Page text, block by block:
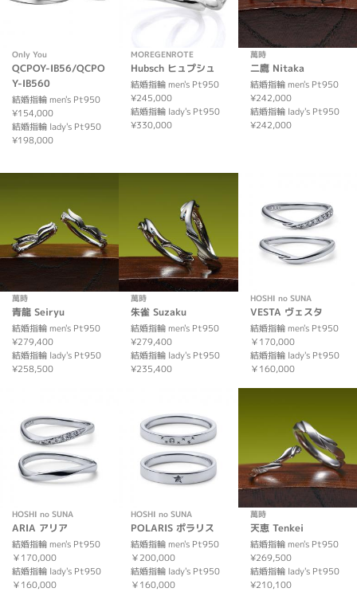
Only You
QCPOY-IB56/QCPO
Y-IB560
結婚指輪 men's Pt950
¥154,000
結婚指輪 lady's Pt950
¥198,000
MOREGENROTE
Hubsch ヒュプシュ
結婚指輪 men's Pt950
¥245,000
結婚指輪 lady's Pt950
¥330,000
萬時
二鷹 Nitaka
結婚指輪 men's Pt950
¥242,000
結婚指輪 lady's Pt950
¥242,000
萬時
青龍 Seiryu
結婚指輪 men's Pt950
¥279,400
結婚指輪 lady's Pt950
¥258,500
萬時
朱雀 Suzaku
結婚指輪 men's Pt950
¥279,400
結婚指輪 lady's Pt950
¥235,400
HOSHI no SUNA
VESTA ヴェスタ
結婚指輪 men's Pt950
￥170,000
結婚指輪 lady's Pt950
￥160,000
HOSHI no SUNA
ARIA アリア
結婚指輪 men's Pt950
￥170,000
結婚指輪 lady's Pt950
￥160,000
HOSHI no SUNA
POLARIS ポラリス
結婚指輪 men's Pt950
￥200,000
結婚指輪 lady's Pt950
￥160,000
萬時
天恵 Tenkei
結婚指輪 men's Pt950
¥269,500
結婚指輪 lady's Pt950
¥210,100